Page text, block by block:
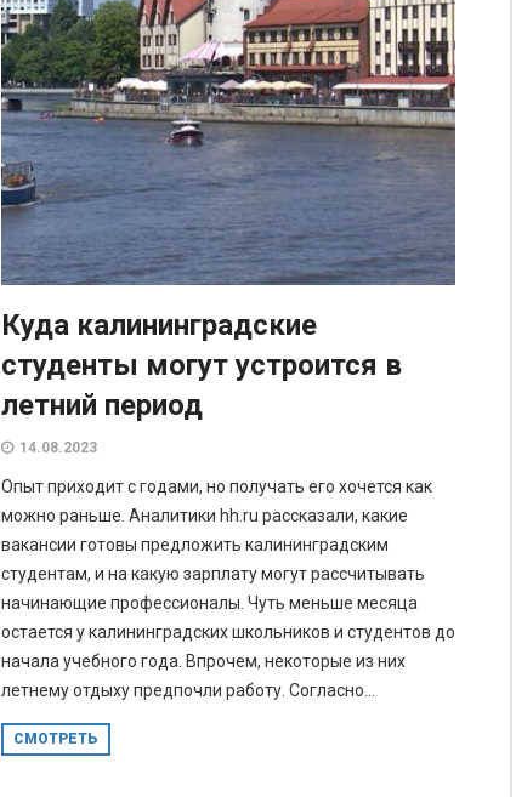
Куда калининградские
студенты могут устроится в
летний период
14.08.2023
Опыт приходит с годами, но получать его хочется как
можно раньше. Аналитики hh.ru рассказали, какие
вакансии готовы предложить калининградским
студентам, и на какую зарплату могут рассчитывать
начинающие профессионалы. Чуть меньше месяца
остается у калининградских школьников и студентов до
начала учебного года. Впрочем, некоторые из них
летнему отдыху предпочли работу. Согласно...
СМОТРЕТЬ